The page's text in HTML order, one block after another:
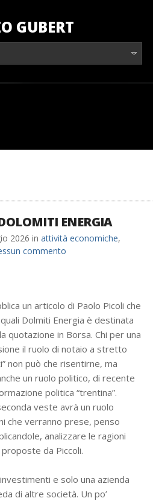
GUBERT
ENERGIA
2026 in attività economiche,
commento
un articolo di Paolo Picoli che
Dolmiti Energia è destinata
quotazione in Borsa. Chi per una
il ruolo di notaio a stretto
non può che risentirne, ma
un ruolo politico, di recente
politica “trentina”.
veste avrà un ruolo
che verranno prese, penso
analizzare le ragioni
da Piccoli.
e solo una azienda
di altre società. Un po’